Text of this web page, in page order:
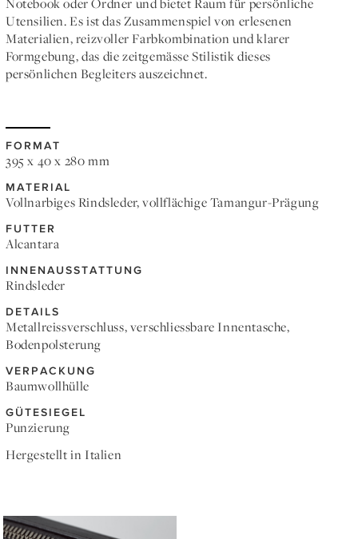
Notebook oder Ordner und bietet Raum für persönliche
Utensilien. Es ist das Zusammenspiel von erlesenen
Materialien, reizvoller Farbkombination und klarer
Formgebung, das die zeitgemässe Stilistik dieses
persönlichen Begleiters auszeichnet.
FORMAT
395 x 40 x 280 mm
MATERIAL
Vollnarbiges Rindsleder, vollflächige Tamangur-Prägung
FUTTER
Alcantara
INNENAUSSTATTUNG
Rindsleder
DETAILS
Metallreissverschluss, verschliessbare Innentasche,
Bodenpolsterung
VERPACKUNG
Baumwollhülle
GÜTESIEGEL
Punzierung
Hergestellt in Italien